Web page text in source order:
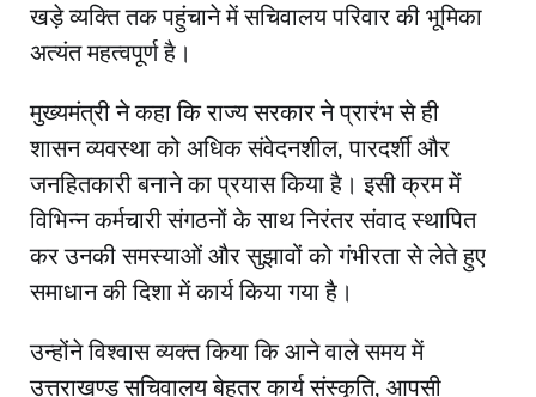
खड़े व्यक्ति तक पहुंचाने में सचिवालय परिवार की भूमिका
अत्यंत महत्वपूर्ण है।
मुख्यमंत्री ने कहा कि राज्य सरकार ने प्रारंभ से ही
शासन व्यवस्था को अधिक संवेदनशील, पारदर्शी और
जनहितकारी बनाने का प्रयास किया है। इसी क्रम में
विभिन्न कर्मचारी संगठनों के साथ निरंतर संवाद स्थापित
कर उनकी समस्याओं और सुझावों को गंभीरता से लेते हुए
समाधान की दिशा में कार्य किया गया है।
उन्होंने विश्वास व्यक्त किया कि आने वाले समय में
उत्तराखण्ड सचिवालय बेहतर कार्य संस्कृति, आपसी